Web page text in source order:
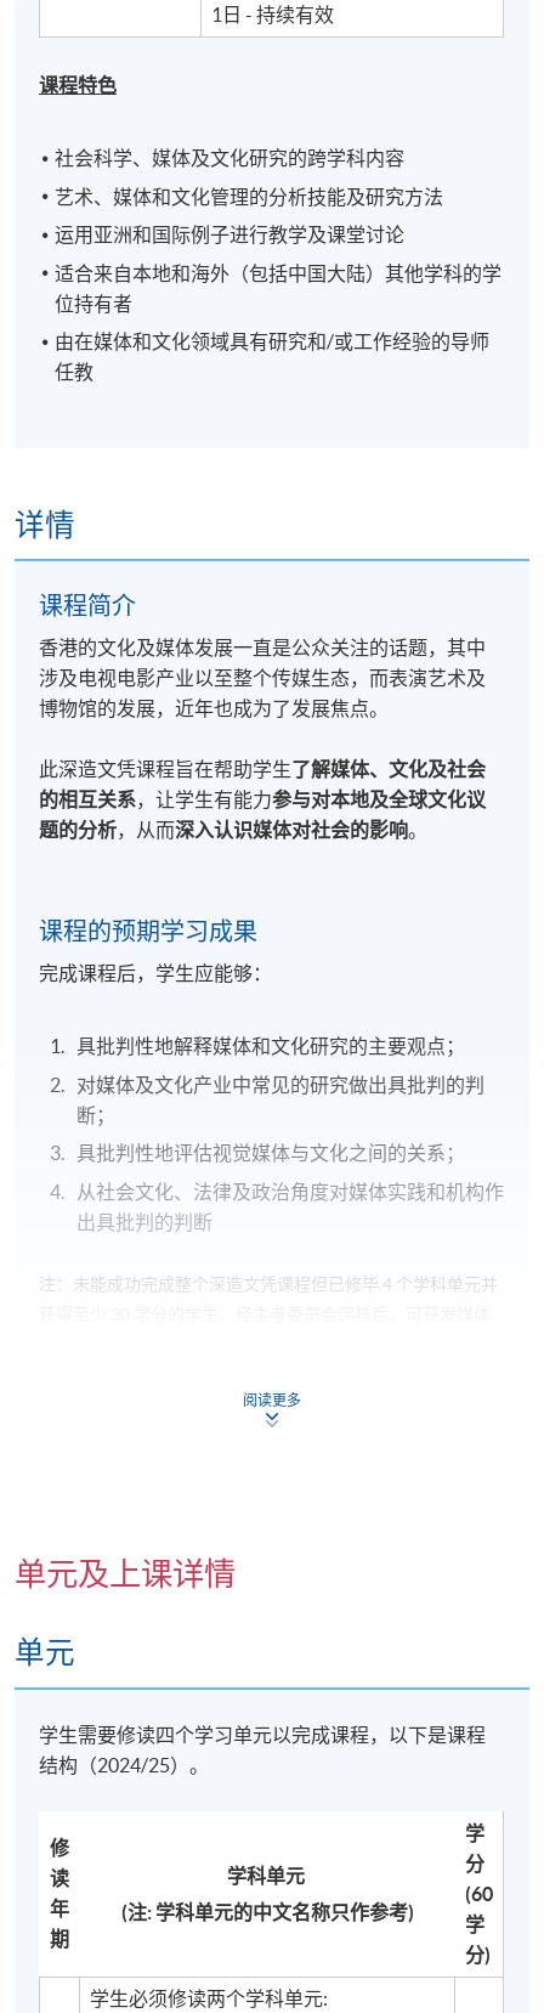
1日 - 持续有效
课程特色
社会科学、媒体及文化研究的跨学科内容
艺术、媒体和文化管理的分析技能及研究方法
运用亚洲和国际例子进行教学及课堂讨论
适合来自本地和海外（包括中国大陆）其他学科的学
位持有者
由在媒体和文化领域具有研究和/或工作经验的导师
任教
详情
课程简介
香港的文化及媒体发展一直是公众关注的话题，其中
涉及电视电影产业以至整个传媒生态，而表演艺术及
博物馆的发展，近年也成为了发展焦点。
此深造文凭课程旨在帮助学生了解媒体、文化及社会
的相互关系，让学生有能力参与对本地及全球文化议
题的分析，从而深入认识媒体对社会的影响。
课程的预期学习成果
完成课程后，学生应能够：
具批判性地解释媒体和文化研究的主要观点；
对媒体及文化产业中常见的研究做出具批判的判
断；
具批判性地评估视觉媒体与文化之间的关系；
从社会文化、法律及政治角度对媒体实践和机构作
出具批判的判断
注：未能成功完成整个深造文凭课程但已修毕 4 个学科单元并
客席讲座、专业工作坊以及由导师指导下独立研习。
课程根据各个学科单元的性质，透过
个人习作、研究
作业、文章评论、课堂和/或参观报告、摄影部落格、
小组专题研习及简报、多媒体作品及笔试
毕业证书
成功完成所有4个学科单元的学生将获颁发
Postgraduate Diploma in Media and Cultural Critique
阅读更多
单元及上课详情
单元
学生需要修读四个学习单元以完成课程，以下是课程
结构（2024/25）。
修
读
年
期
学科单元​
(注: 学科单元的中文名称只作参考)
学
分
(60
学
分)
学生必须修读两个学科单元: